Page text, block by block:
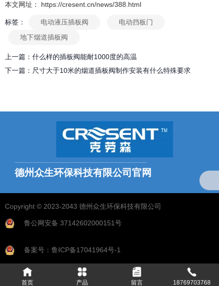
本文网址： https://cresent.cn/news/388.html
标签： 电动液压插板阀
电动挡板门
地下烟道插板阀
上一篇： 什么样的插板阀能耐1000度的高温
下一篇： 尺寸大于10米的烟道插板阀制作安装有什么特殊要求
相关文章
德州众生排烟系统核心组件解析：烟气插板阀应用实践
2020-04-07
电动液压挡板门的介绍
2019-05-25
同样的脱硫挡板门，为什么我们的好？
德州众生环保科技有限公司官网
18769703768（微信同号）
Copyright © 2023-2043 德州众生环保科技有限公司
鲁公网安备 37142602000151号
备案号：鲁ICP备17041964号-1
首页 产品 留言 18769703768